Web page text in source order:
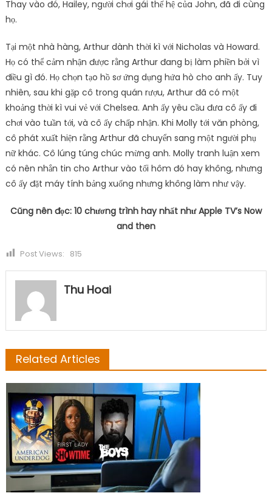
Thay vào đó, Hailey, người chơi gái thế hệ của John, đã đi cùng
họ.
Tại một nhà hàng, Arthur dành thời kì với Nicholas và Howard.
Họ có thể cảm nhận được rằng Arthur đang bị làm phiền bởi vì
điều gì đó. Họ chọn tạo hồ sơ ứng dụng hứa hò cho anh ấy. Tuy
nhiên, sau khi gặp cô trong quán rượu, Arthur đã có một
khoảng thời kì vui vẻ với Chelsea. Anh ấy yêu cầu đưa cô ấy đi
chơi vào tuần tới, và cô ấy chấp nhận. Khi Molly tới văn phòng,
cô phát xuất hiện rằng Arthur đã chuyển sang một người phụ
nữ khác. Cô lúng túng chúc mừng anh. Molly tranh luận xem
có nên nhắn tin cho Arthur vào tối hôm đó hay không, nhưng
cô ấy đặt máy tính bảng xuống nhưng không làm như vậy.
Cũng nên đọc: 10 chương trình hay nhất như Apple TV’s Now
and then
Post Views: 815
Thu Hoai
Related Articles